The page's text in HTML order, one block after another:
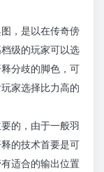
，是以在传奇傍
级的玩家可以选
分歧的脚色，可
家选择比力高的
的，由于一般羽
的技术首要是可
适合的输出位置